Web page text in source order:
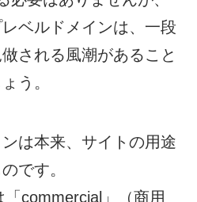
ベルドメインは、一段
される風潮があること
う。
は本来、サイトの用途
です。
commercial」（商用